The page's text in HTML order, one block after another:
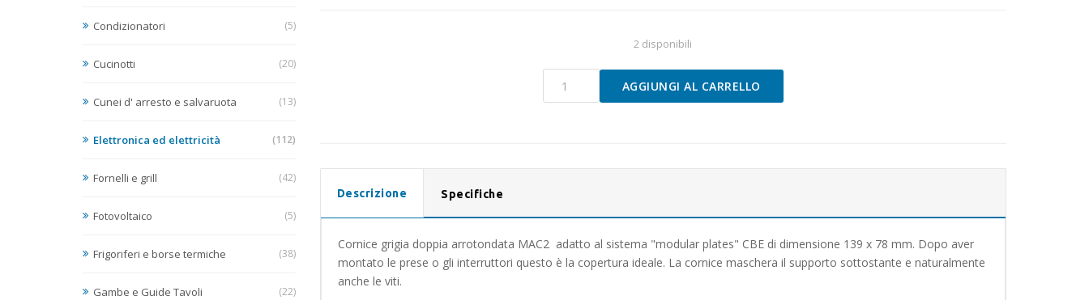
Condizionatori (5)
Cucinotti (20)
Cunei d' arresto e salvaruota (13)
Elettronica ed elettricità (112)
Fornelli e grill (42)
Fotovoltaico (5)
Frigoriferi e borse termiche (38)
Gambe e Guide Tavoli (22)
2 disponibili
Doppia
AGGIUNGI AL CARRELLO
Descrizione Specifiche
Cornice grigia doppia arrotondata MAC2 adatto al sistema "modular plates" CBE di dimensione 139 x 78 mm. Dopo aver
montato le prese o gli interruttori questo è la copertura ideale. La cornice maschera il supporto sottostante e naturalmente
anche le viti.